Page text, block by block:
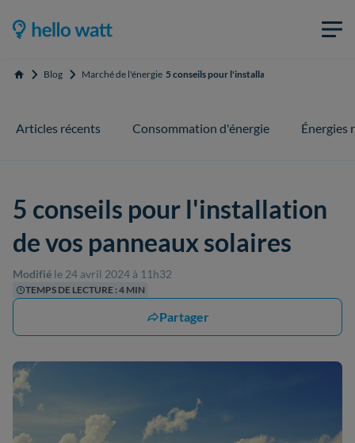
Accueil Blog Marché de l'énergie 5 conseils pour l'installation de vos panneaux
Articles récents Consommation d'énergie Énergies
5 conseils pour l'installation
de vos panneaux solaires
Modifié le 24 avril 2024 à 11h32
TEMPS DE LECTURE : 4 MIN
Partager